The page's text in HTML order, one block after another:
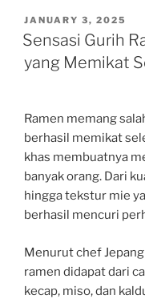
POSTED
ON
JANUARY 3, 2025
Sensasi Gurih
yang Memikat
Ramen memang
berhasil memikat
khas membuatnya
banyak orang. Dari
hingga tekstur mie
berhasil mencuri
Menurut chef
ramen didapat dari
kecap, miso, dan